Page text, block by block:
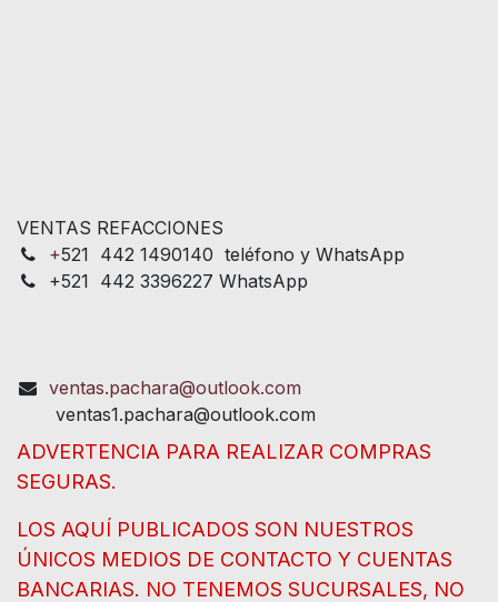
VENTAS REFACCIONES
+521 442 1490140 teléfono y WhatsApp
+521 442 3396227 WhatsApp
ventas.pachara@outlook.com
ventas1.pachara@outlook.com
ADVERTENCIA PARA REALIZAR COMPRAS
SEGURAS.
LOS AQUÍ PUBLICADOS SON NUESTROS
ÚNICOS MEDIOS DE CONTACTO Y CUENTAS
BANCARIAS. NO TENEMOS SUCURSALES, NO